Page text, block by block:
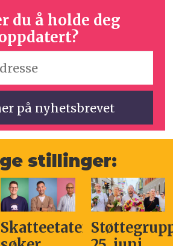
du å holde deg
stillinger:
Skatteetaten